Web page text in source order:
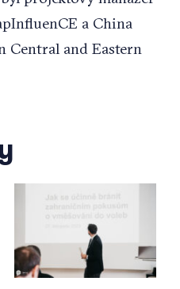
a China
Central and Eastern